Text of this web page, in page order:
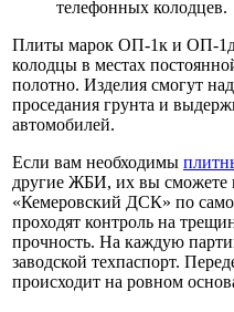
телефонных колодцев.
Плиты марок ОП-1к и ОП-1д
колодцы в местах
полотно. Изделия смогут
проседания грунта и
автомобилей.
Если вам необходимы
другие ЖБИ, их вы
«Кемеровский ДСК» по
проходят контроль на
прочность. На каждую
заводской техпаспорт.
происходит на ровном